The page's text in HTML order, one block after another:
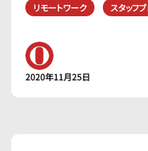
リモートワーク スタッフ
2020年11月25日